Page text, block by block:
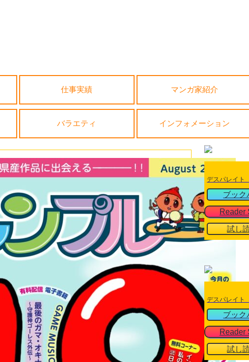
ンフレット コミックチャンプ
仕事実績 マンガ家紹介
バラエティ インフォメーション
デスパレイ
ブック
Reader
試し
デスパレイ
ブック
Reader
試し